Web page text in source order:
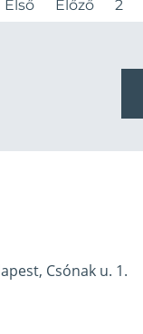
Első Előző 2
Csónak u. 1.